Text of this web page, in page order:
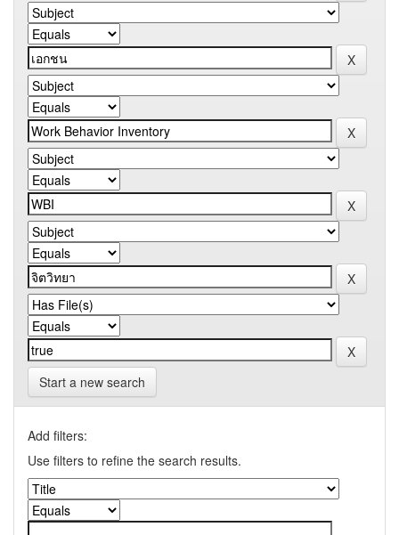
Start a new search
Add filters:
Use filters to refine the search results.